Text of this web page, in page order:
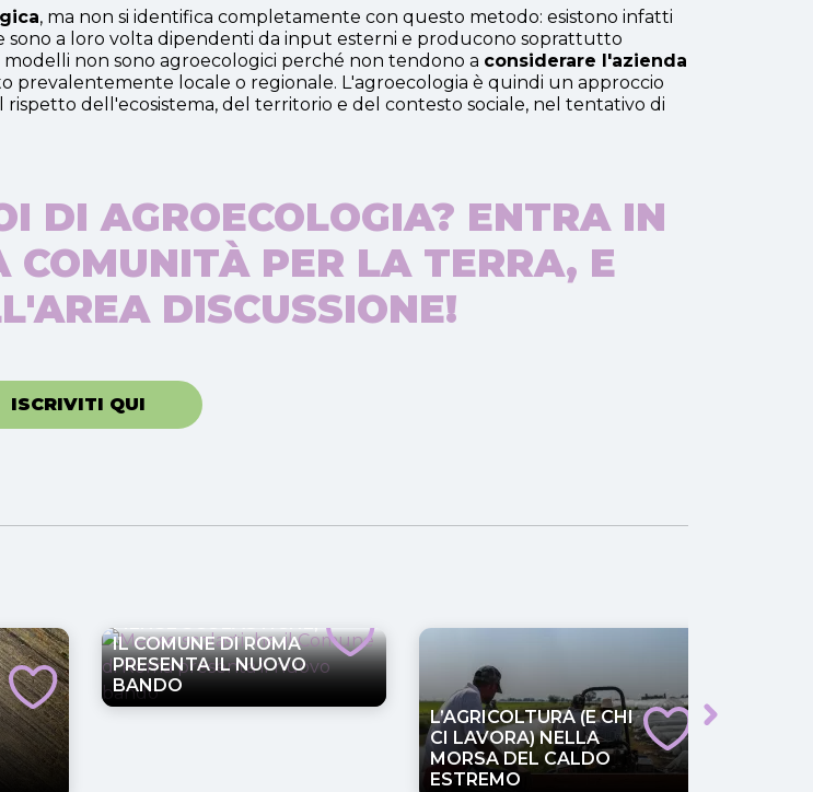
, ma non si identifica completamente con questo metodo: esistono infatti
sono a loro volta dipendenti da input esterni e producono soprattutto
non sono agroecologici perché non tendono a considerare l'azienda
prevalentemente locale o regionale. L'agroecologia è quindi un approccio
dell'ecosistema, del territorio e del contesto sociale, nel tentativo di
DI AGROECOLOGIA? ENTRA IN
COMUNITÀ PER LA TERRA, E
DISCUSSIONE!
ISCRIVITI QUI
MENSE SCOLASTICHE,
IL COMUNE DI ROMA
PRESENTA IL NUOVO
BANDO
L’AGRICOLTURA (E CHI
CI LAVORA) NELLA
MORSA DEL CALDO
ESTREMO